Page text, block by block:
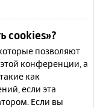
cookies»?
позволяют
конференции, а
как
если эта
Если вы